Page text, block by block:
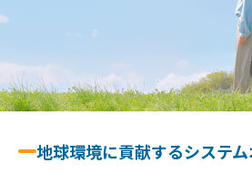
地球環境に貢献するシステ